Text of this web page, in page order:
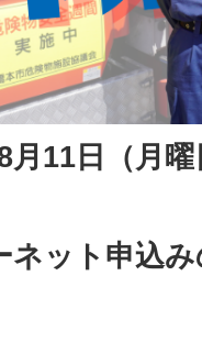
月11日（月曜
ネット申込